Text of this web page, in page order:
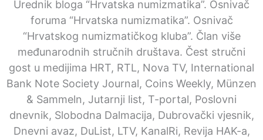
Urednik bloga “Hrvatska numizmatika”. Osnivač
foruma “Hrvatska numizmatika”. Osnivač
“Hrvatskog numizmatičkog kluba”. Član više
međunarodnih stručnih društava. Čest stručni
gost u medijima HRT, RTL, Nova TV, International
Bank Note Society Journal, Coins Weekly, Münzen
& Sammeln, Jutarnji list, T-portal, Poslovni
dnevnik, Slobodna Dalmacija, Dubrovački vjesnik,
Dnevni avaz, DuList, LTV, KanalRi, Revija HAK-a,